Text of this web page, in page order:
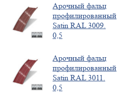
Арочный фальц
профилированный
Satin RAL 3009.
0,5
Арочный фальц
профилированный
Satin RAL 3011.
0,5